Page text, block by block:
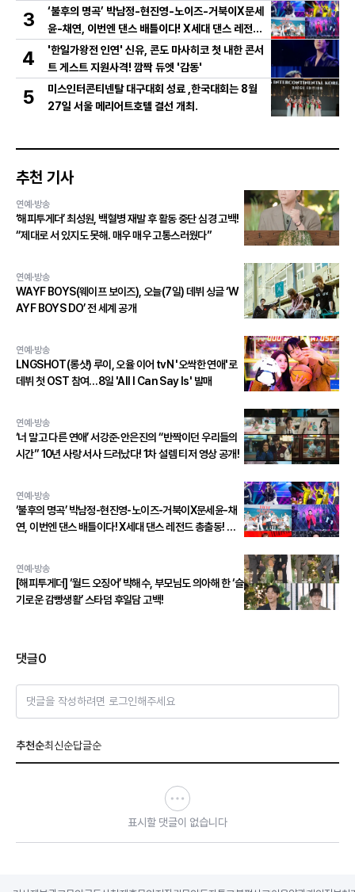
저 영상 공개!
3
‘불후의 명곡’ 박남정-현진영-노이즈-거북이X문세
윤-채연, 이번엔 댄스 배틀이다! X세대 댄스 레전드
총출동! 댄스 본능 깨운다!
4
'한일가왕전 인연' 신유, 콘도 마사히코 첫 내한 콘서
트 게스트 지원사격! 깜짝 듀엣 '감동'
5
미스인터콘티넨탈 대구대회 성료 ,한국대회는 8월
27일 서울 메리어트호텔 결선 개최.
추천 기사
연예·방송
‘해피투게더’ 최성원, 백혈병 재발 후 활동 중단 심경 고백!
“제대로 서 있지도 못해. 매우 매우 고통스러웠다”
연예·방송
WAYF BOYS(웨이프 보이즈), 오늘(7일) 데뷔 싱글 ‘W
AYF BOYS DO’ 전 세계 공개
연예·방송
LNGSHOT(롱샷) 루이, 오율 이어 tvN '오싹한 연애'로
데뷔 첫 OST 참여…8일 'All I Can Say Is' 발매
연예·방송
‘너 말고 다른 연애’ 서강준·안은진의 “반짝이던 우리들의
시간” 10년 사랑 서사 드러났다! 1차 설렘 티저 영상 공개!
연예·방송
‘불후의 명곡’ 박남정-현진영-노이즈-거북이X문세윤-채
연, 이번엔 댄스 배틀이다! X세대 댄스 레전드 총출동! 댄
연예·방송
[해피투게더] ‘월드 오징어’ 박해수, 부모님도 의아해 한 ‘슬
기로운 감빵생활’ 스타덤 후일담 고백!
댓글0
댓글을 작성하려면 로그인해주세요
추천순최신순답글순
표시할 댓글이 없습니다